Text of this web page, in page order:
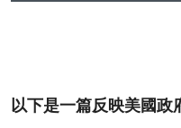
以下是一篇反映美國政